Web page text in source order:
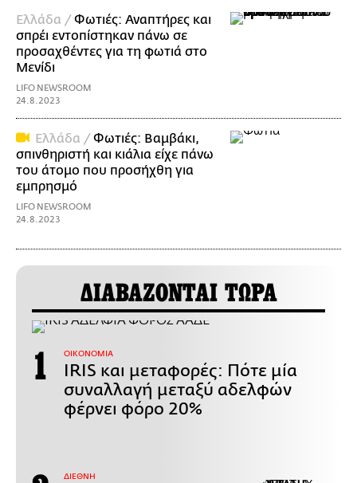
Ελλάδα /Φωτιές: Αναπτήρες και
σπρέι εντοπίστηκαν πάνω σε
προσαχθέντες για τη φωτιά στο
Μενίδι
LIFO NEWSROOM
24.8.2023
Ελλάδα /Φωτιές: Βαμβάκι,
σπινθηριστή και κιάλια είχε πάνω
του άτομο που προσήχθη για
εμπρησμό
LIFO NEWSROOM
24.8.2023
ΔΙΑΒΑΖΟΝΤΑΙ ΤΩΡΑ
ΟΙΚΟΝΟΜΙΑ
IRIS και μεταφορές: Πότε μία
συναλλαγή μεταξύ αδελφών
φέρνει φόρο 20%
ΔΙΕΘΝΗ